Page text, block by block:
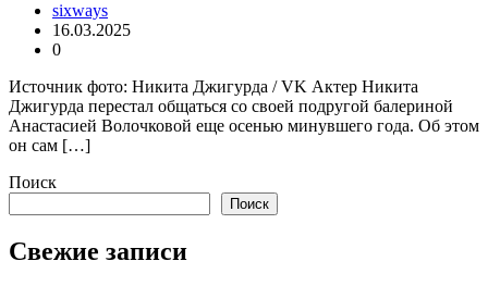
sixways
16.03.2025
0
Источник фото: Никита Джигурда / VK Актер Никита
Джигурда перестал общаться со своей подругой балериной
Анастасией Волочковой еще осенью минувшего года. Об этом
он сам […]
Поиск
Поиск
Свежие записи